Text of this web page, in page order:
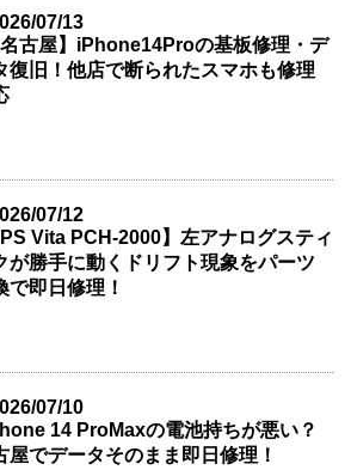
07/13
名古屋】iPhone14Proの基板修理・デ
復旧！他店で断られたスマホも修理
07/12
PS Vita PCH-2000】左アナログスティ
が勝手に動くドリフト現象をパーツ
で即日修理！
07/10
14 ProMaxの電池持ちが悪い？
屋でデータそのまま即日修理！